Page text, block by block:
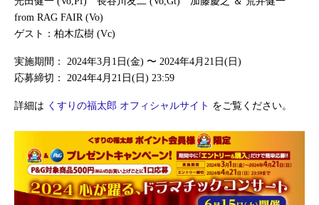
from RAG FAIR (Vo)
ゲスト：柏木広樹 (Vc)
実施期間： 2024年3月1日(金) 〜 2024年4月21日(日)
応募締切： 2024年4月21日(日) 23:59
詳細は くすりの福太郎 オフィシャルサイト をご覧ください。